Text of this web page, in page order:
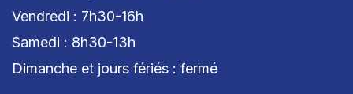
Vendredi : 7h30-16h
Samedi : 8h30-13h
Dimanche et jours fériés : fermé